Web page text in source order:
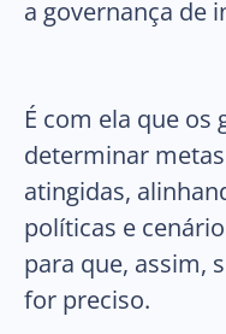
a governança de
É com ela que os
determinar
atingidas,
políticas e
para que, assim,
for preciso.